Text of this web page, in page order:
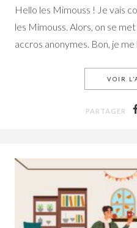
Hello les Mimouss ! Je vais
les Mimouss. Alors, on se
accros anonymes. Bon, je me
VOIR
PARTAGER